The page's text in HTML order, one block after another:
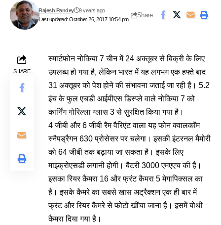
Last updated: October 26, 2017 10:54 pm
Rajesh Pandey 9 years ago
Share
SHARE
स्मार्टफोन नोकिया 7 चीन में 24 अक्तूबर से बिक्री के लिए
उपलब्ध हो गया है, लेकिन भारत में यह लगभग एक हफ्ते बाद
31 अक्तूबर को पेश होने की संभावना जताई जा रही है। 5.2
इंच के फुल एचडी आईपीएस डिस्प्ले वाले नोकिया 7 को
कार्निंग गोरिल्ला ग्लास 3 से सुरक्षित किया गया है।
4 जीबी और 6 जीबी रैम वैरिएंट वाला यह फोन क्वालकॉम
स्नैपड्रैगन 630 प्रोसेसर पर चलेगा। इसकी इंटरनल मैमोरी
को 64 जीबी तक बढ़ाया जा सकता है। इसके लिए
माइक्रोएसडी लगानी होगी। बैटरी 3000 एमएएच की है।
इसका रियर कैमरा 16 और फ्रंट कैमरा 5 मेगापिक्सल का
है। इसके कैमरे का सबसे खास अट्रैक्शन एक ही बार में
फ्रंट और रियर कैमरे से फोटो खींचा जाना है। इसमें बोथी
कैमरा दिया गया है।